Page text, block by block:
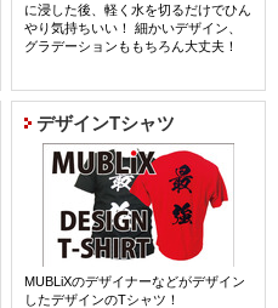
に浸した後、軽く水を切るだけでひん
やり気持ちいい！ 細かいデザイン、
グラデーションももちろん大丈夫！
詳細はコチラ
デザインTシャツ
MUBLiXのデザイナーなどがデザイン
したデザインのTシャツ！